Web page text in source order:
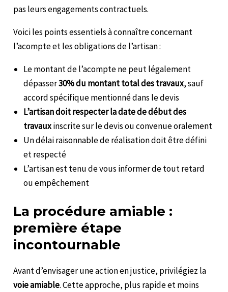
pas leurs engagements contractuels.
Voici les points essentiels à connaître concernant
l’acompte et les obligations de l’artisan :
Le montant de l’acompte ne peut légalement
dépasser30% du montant total des travaux, sauf
accord spécifique mentionné dans le devis
L’artisan doit respecter la date de début des
travauxinscrite sur le devis ou convenue oralement
Un délai raisonnable de réalisation doit être défini
et respecté
L’artisan est tenu de vous informer de tout retard
ou empêchement
La procédure amiable :
première étape
incontournable
Avant d’envisager une action en justice, privilégiez la
voie amiable. Cette approche, plus rapide et moins